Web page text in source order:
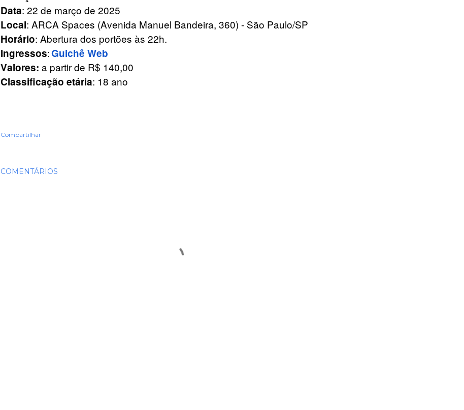
Data: 22 de março de 2025
Local: ARCA Spaces (Avenida Manuel Bandeira, 360) - São Paulo/SP
Horário: Abertura dos portões às 22h.
Ingressos:Guichê Web
Valores: a partir de R$ 140,00
Classificação etária: 18 ano
Compartilhar
COMENTÁRIOS